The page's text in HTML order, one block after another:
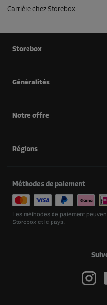
Carrière chez Storebox
Storebox
Généralités
Notre offre
Régions
Méthodes de paiement
Les méthodes de paiement
Storebox et le pays.